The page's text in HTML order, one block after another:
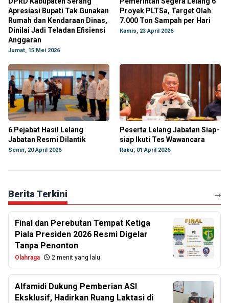
Apresiasi Bupati Tak Gunakan
Rumah dan Kendaraan Dinas,
Dinilai Jadi Teladan Efisiensi
Anggaran
Jumat, 15 Mei 2026
Proyek PLTSa, Target Olah
7.000 Ton Sampah per Hari
Kamis, 23 April 2026
6 Pejabat Hasil Lelang
Jabatan Resmi Dilantik
Senin, 20 April 2026
Peserta Lelang Jabatan Siap-
siap Ikuti Tes Wawancara
Rabu, 01 April 2026
Berita Terkini
Final dan Perebutan Tempat Ketiga
Piala Presiden 2026 Resmi Digelar
Tanpa Penonton
Olahraga 2 menit yang lalu
Alfamidi Dukung Pemberian ASI
Eksklusif, Hadirkan Ruang Laktasi di